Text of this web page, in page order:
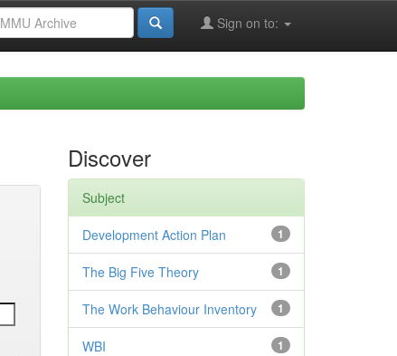
Sign on to:
Discover
Subject
1
Development Action Plan
1
The Big Five Theory
1
The Work Behaviour Inventory
1
WBI